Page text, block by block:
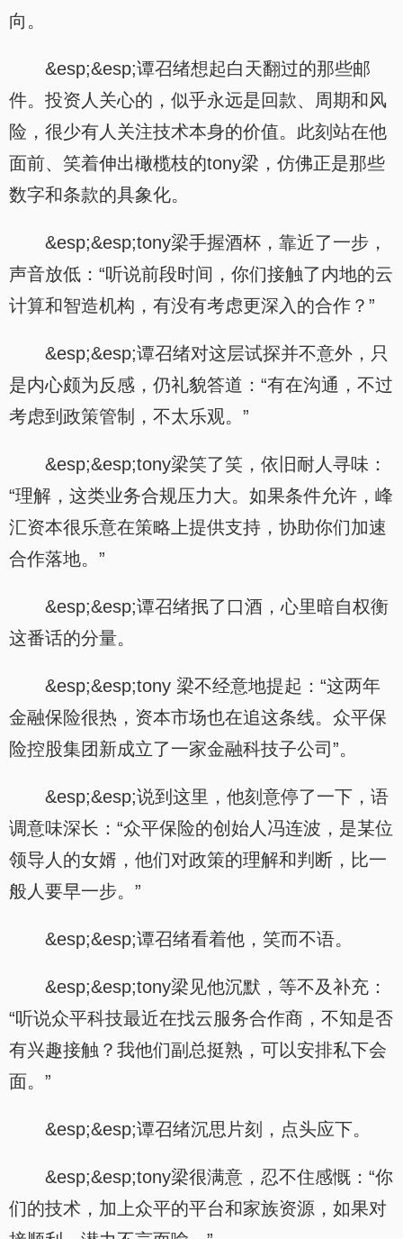
向。
&esp;&esp;谭召绪想起白天翻过的那些邮
件。投资人关心的，似乎永远是回款、周期和风
险，很少有人关注技术本身的价值。此刻站在他
面前、笑着伸出橄榄枝的tony梁，仿佛正是那些
数字和条款的具象化。
&esp;&esp;tony梁手握酒杯，靠近了一步，
声音放低：“听说前段时间，你们接触了内地的云
计算和智造机构，有没有考虑更深入的合作？”
&esp;&esp;谭召绪对这层试探并不意外，只
是内心颇为反感，仍礼貌答道：“有在沟通，不过
考虑到政策管制，不太乐观。”
&esp;&esp;tony梁笑了笑，依旧耐人寻味：
“理解，这类业务合规压力大。如果条件允许，峰
汇资本很乐意在策略上提供支持，协助你们加速
合作落地。”
&esp;&esp;谭召绪抿了口酒，心里暗自权衡
这番话的分量。
&esp;&esp;tony 梁不经意地提起：“这两年
金融保险很热，资本市场也在追这条线。众平保
险控股集团新成立了一家金融科技子公司”。
&esp;&esp;说到这里，他刻意停了一下，语
调意味深长：“众平保险的创始人冯连波，是某位
领导人的女婿，他们对政策的理解和判断，比一
般人要早一步。”
&esp;&esp;谭召绪看着他，笑而不语。
&esp;&esp;tony梁见他沉默，等不及补充：
“听说众平科技最近在找云服务合作商，不知是否
有兴趣接触？我他们副总挺熟，可以安排私下会
面。”
&esp;&esp;谭召绪沉思片刻，点头应下。
&esp;&esp;tony梁很满意，忍不住感慨：“你
们的技术，加上众平的平台和家族资源，如果对